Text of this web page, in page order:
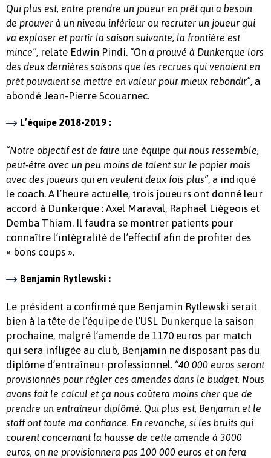
Qui plus est, entre prendre un joueur en prêt qui a besoin
de prouver à un niveau inférieur ou recruter un joueur qui
va exploser et partir la saison suivante, la frontière est
mince”, relate Edwin Pindi. “On a prouvé à Dunkerque lors
des deux dernières saisons que les recrues qui venaient en
prêt pouvaient se mettre en valeur pour mieux rebondir”, a
abondé Jean-Pierre Scouarnec.
L’équipe 2018-2019 :
“Notre objectif est de faire une équipe qui nous ressemble,
peut-être avec un peu moins de talent sur le papier mais
avec des joueurs qui en veulent deux fois plus”, a indiqué
le coach. A l’heure actuelle, trois joueurs ont donné leur
accord à Dunkerque : Axel Maraval, Raphaël Liégeois et
Demba Thiam. Il faudra se montrer patients pour
connaître l’intégralité de l’effectif afin de profiter des
« bons coups ».
Benjamin Rytlewski :
Le président a confirmé que Benjamin Rytlewski serait
bien à la tête de l’équipe de l’USL Dunkerque la saison
prochaine, malgré l’amende de 1170 euros par match
qui sera infligée au club, Benjamin ne disposant pas du
diplôme d’entraîneur professionnel. “40 000 euros seront
provisionnés pour régler ces amendes dans le budget. Nous
avons fait le calcul et ça nous coûtera moins cher que de
prendre un entraîneur diplômé. Qui plus est, Benjamin et le
staff ont toute ma confiance. En revanche, si les bruits qui
courent concernant la hausse de cette amende à 3000
euros, on ne provisionnera pas 100 000 euros et on fera